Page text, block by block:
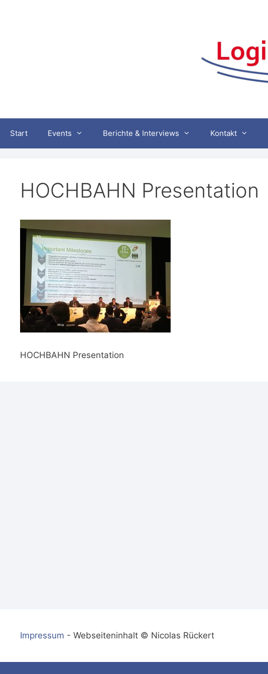
Start Events Berichte & Interviews Kontakt
HOCHBAHN Presentation
HOCHBAHN Presentation
Impressum - Webseiteninhalt © Nicolas Rückert